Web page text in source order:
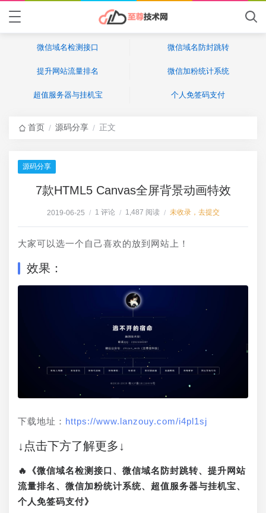
微信域名检测接口 微信域名防封跳转
提升网站流量排名 微信加粉统计系统
超值服务器与挂机宝 个人免签码支付
首页 / 源码分享 / 正文
源码分享
7款HTML5 Canvas全屏背景动画特效
2019-06-25 / 1 评论 / 1,487 阅读 / 未收录，去提交
大家可以选一个自己喜欢的放到网站上！
效果：
下载地址： https://www.lanzouy.com/i4pl1sj
↓点击下方了解更多↓
🔥《微信域名检测接口、微信域名防封跳转、提升网站
流量排名、微信加粉统计系统、超值服务器与挂机宝、
个人免签码支付》